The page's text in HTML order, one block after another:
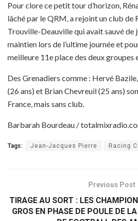
Pour clore ce petit tour d’horizon,
lâché par le QRM, a rejoint un club de
Trouville-Deauville qui avait sauvé de
maintien lors de l’ultime journée et
meilleure 11e place des deux groupes
Des Grenadiers comme : Hervé
(26 ans) et Brian Chevreuil (25 ans)
France, mais sans club.
Barbarah Bourdeau /
Tags: Jean-Jacques Pierre Racing
Previous Post
TIRAGE AU SORT : LES
GROS EN PHASE DE POULE DE